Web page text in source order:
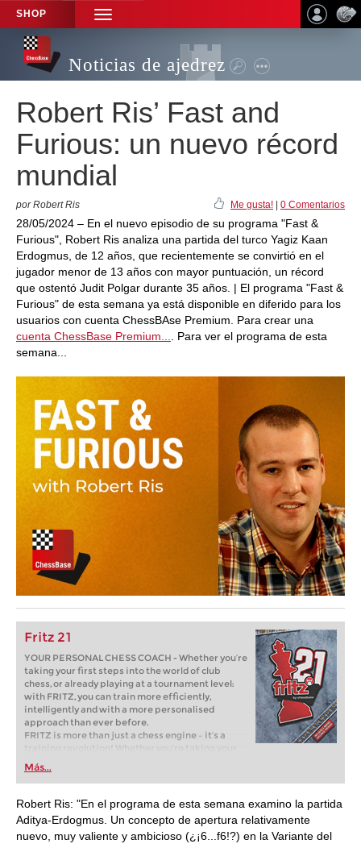
SHOP
TOGGLE
NAVIGATION
Noticias de ajedrez
Robert Ris’ Fast and
Furious: un nuevo récord
mundial
por Robert Ris Me gusta! 0 Comentarios
28/05/2024 – En el nuevo episodio de su programa "Fast &
Furious", Robert Ris analiza una partida del turco Yagiz Kaan
Erdogmus, de 12 años, que recientemente se convirtió en el
jugador menor de 13 años con mayor puntuación, un récord
que ostentó Judit Polgar durante 35 años. | El programa "Fast &
Furious" de esta semana ya está disponible en diferido para los
usuarios con cuenta ChessBAse Premium. Para crear una
cuenta ChessBase Premium...
. Para ver el programa de esta
semana...
Fritz 21
YOUR PERSONAL CHESS COACH - Whether you’re
taking your first steps into the world of club
chess, or already playing at a tournament level:
with FRITZ, you can train more efficiently,
intelligently and with a more personalised
approach than ever before.
FRITZ is more than just a chess engine – it’s a
training revolution! Whether you’re taking your
first steps into the world of club chess, or already
playing at a tournament level: with FRITZ, you can
train more efficiently, intelligently and with a
more personalised approach than ever before.
Más...
Robert Ris: "En el programa de esta semana examino la partida
Aditya-Erdogmus. Un concepto de apertura relativamente
nuevo, muy valiente y ambicioso (¿¡6...f6!?) en la Variante del